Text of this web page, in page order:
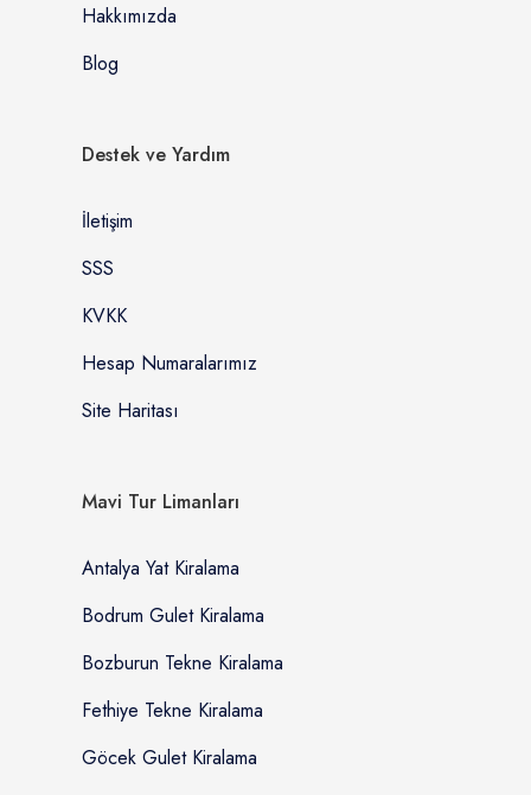
Hakkımızda
Blog
Destek ve Yardım
İletişim
SSS
KVKK
Hesap Numaralarımız
Site Haritası
Mavi Tur Limanları
Antalya Yat Kiralama
Bodrum Gulet Kiralama
Bozburun Tekne Kiralama
Fethiye Tekne Kiralama
Göcek Gulet Kiralama